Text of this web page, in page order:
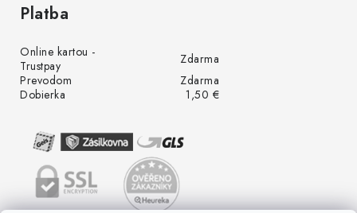
Platba
Online kartou -
Trustpay
Zdarma
Prevodom
Zdarma
Dobierka
1,50 €